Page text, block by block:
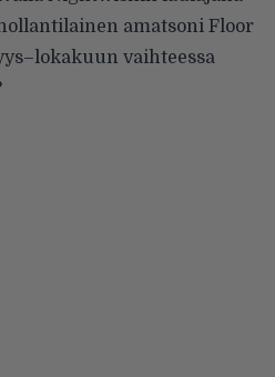
amatsoni Floor
vaihteessa